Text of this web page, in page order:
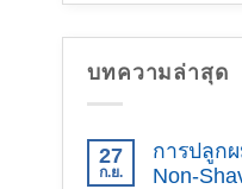
บทความล่าสุด
27
ก.ย.
การปลูก
Non-